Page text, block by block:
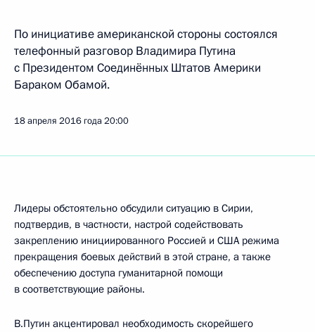
По инициативе американской стороны состоялся
телефонный разговор Владимира Путина
с Президентом Соединённых Штатов Америки
Бараком Обамой.
18 апреля 2016 года20:00
Лидеры обстоятельно обсудили ситуацию в Сирии,
подтвердив, в частности, настрой содействовать
закреплению инициированного Россией и США режима
прекращения боевых действий в этой стране, а также
обеспечению доступа гуманитарной помощи
в соответствующие районы.
В.Путин акцентировал необходимость скорейшего